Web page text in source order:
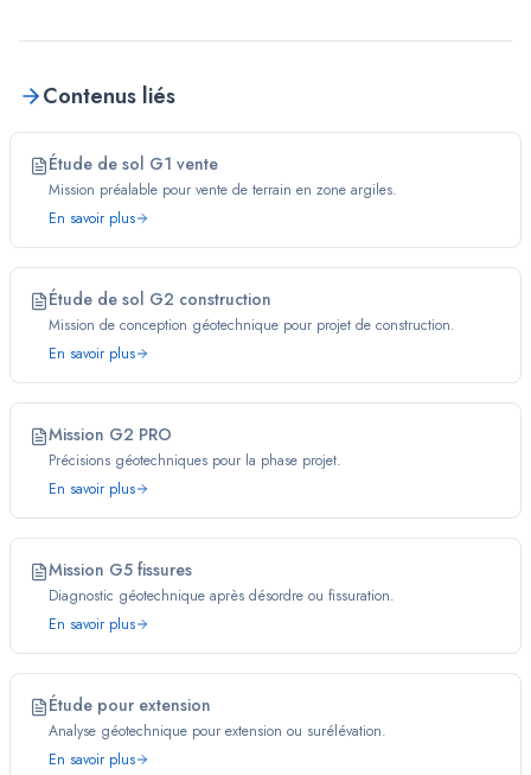
Contenus liés
Étude de sol G1 vente
Mission préalable pour vente de terrain en zone argiles.
En savoir plus
Étude de sol G2 construction
Mission de conception géotechnique pour projet de construction.
En savoir plus
Mission G2 PRO
Précisions géotechniques pour la phase projet.
En savoir plus
Mission G5 fissures
Diagnostic géotechnique après désordre ou fissuration.
En savoir plus
Étude pour extension
Analyse géotechnique pour extension ou surélévation.
En savoir plus